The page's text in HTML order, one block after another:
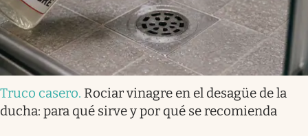
Truco casero. Rociar vinagre en el desagüe de la
ducha: para qué sirve y por qué se recomienda